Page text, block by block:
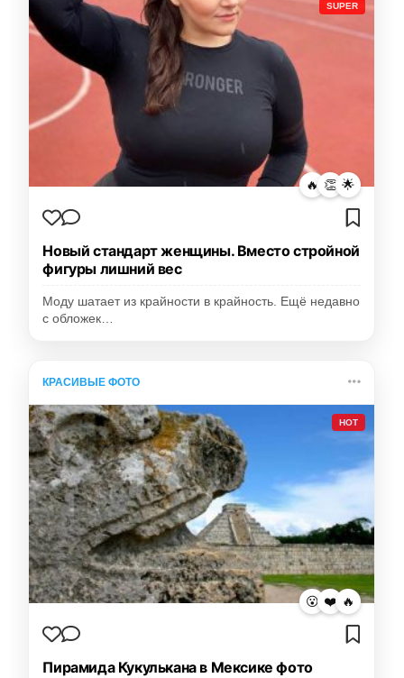
SUPER
🔥 👏 🌟
Новый стандарт женщины. Вместо стройной
фигуры лишний вес
Моду шатает из крайности в крайность. Ещё недавно
с обложек…
КРАСИВЫЕ ФОТО
HOT
😮 ❤️ 🔥
Пирамида Кукулькана в Мексике фото